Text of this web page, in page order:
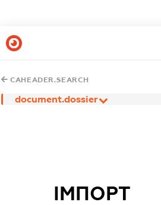
CAHEADER.SEARCH
document.dossier
ІМПОРТ